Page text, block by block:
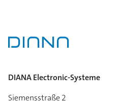
DIANA Electronic-Systeme
Siemensstraße 2